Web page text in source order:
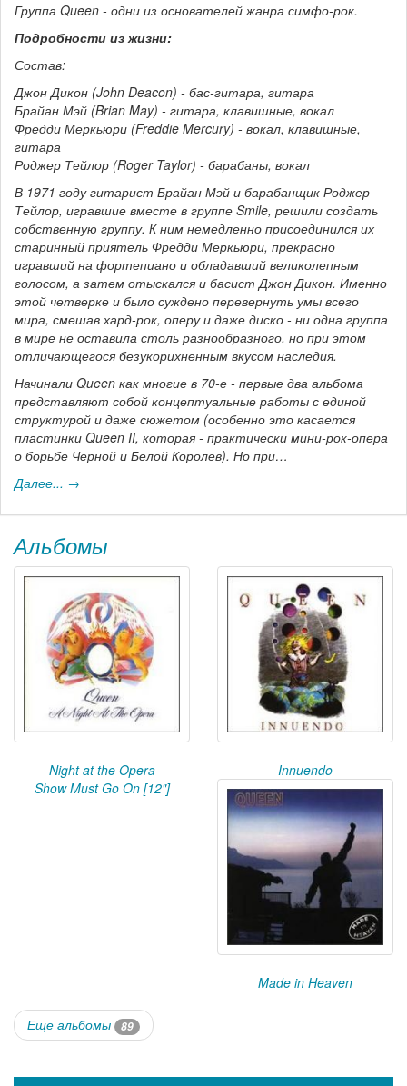
Группа Queen - одни из основателей жанра симфо-рок.
Подробности из жизни:
Состав:
Джон Дикон (John Deacon) - бас-гитара, гитара
Брайан Мэй (Brian May) - гитара, клавишные, вокал
Фредди Меркьюри (Freddie Mercury) - вокал, клавишные,
гитара
Роджер Тейлор (Roger Taylor) - барабаны, вокал
В 1971 году гитарист Брайан Мэй и барабанщик Роджер
Тейлор, игравшие вместе в группе Smile, решили создать
собственную группу. К ним немедленно присоединился их
старинный приятель Фредди Меркьюри, прекрасно
игравший на фортепиано и обладавший великолепным
голосом, а затем отыскался и басист Джон Дикон. Именно
этой четверке и было суждено перевернуть умы всего
мира, смешав хард-рок, оперу и даже диско - ни одна группа
в мире не оставила столь разнообразного, но при этом
отличающегося безукорихненным вкусом наследия.
Начинали Queen как многие в 70-е - первые два альбома
представляют собой концептуальные работы с единой
структурой и даже сюжетом (особенно это касается
пластинки Queen II, которая - практически мини-рок-опера
о борьбе Черной и Белой Королев). Но при…
Далее... →
Альбомы
Night at the Opera
Innuendo
Show Must Go On [12"]
Made in Heaven
Еще альбомы 89